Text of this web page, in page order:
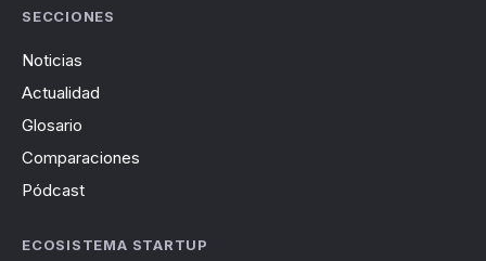
SECCIONES
Noticias
Actualidad
Glosario
Comparaciones
Pódcast
ECOSISTEMA STARTUP